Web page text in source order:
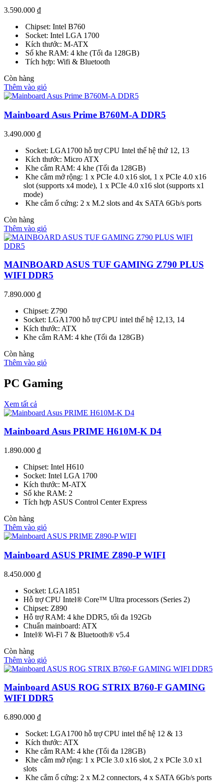
3.590.000 ₫
Chipset: Intel B760
Socket: Intel LGA 1700
Kích thước: M-ATX
Số khe RAM: 4 khe (Tối đa 128GB)
Tích hợp: Wifi & Bluetooth
Còn hàng
Thêm vào giỏ
Mainboard Asus Prime B760M-A DDR5
3.490.000 ₫
Socket: LGA1700 hỗ trợ CPU Intel thế hệ thứ 12, 13
Kích thước: Micro ATX
Khe cắm RAM: 4 khe (Tối đa 128GB)
Khe cắm mở rộng: 1 x PCIe 4.0 x16 slot, 1 x PCIe 4.0 x16
slot (supports x4 mode), 1 x PCIe 4.0 x16 slot (supports x1
mode)
Khe cắm ổ cứng: 2 x M.2 slots and 4x SATA 6Gb/s ports
Còn hàng
Thêm vào giỏ
MAINBOARD ASUS TUF GAMING Z790 PLUS
WIFI DDR5
7.890.000 ₫
Chipset: Z790
Socket: LGA1700 hỗ trợ CPU intel thế hệ 12,13, 14
Kích thước: ATX
Khe cắm RAM: 4 khe (Tối đa 128GB)
Còn hàng
Thêm vào giỏ
PC Gaming
Xem tất cả
Mainboard Asus PRIME H610M-K D4
1.890.000 ₫
Chipset: Intel H610
Socket: Intel LGA 1700
Kích thước: M-ATX
Số khe RAM: 2
Tích hợp ASUS Control Center Express
Còn hàng
Thêm vào giỏ
Mainboard ASUS PRIME Z890-P WIFI
8.450.000 ₫
Socket: LGA1851
Hỗ trợ CPU Intel® Core™ Ultra processors (Series 2)
Chipset: Z890
Hỗ trợ RAM: 4 khe DDR5, tối đa 192Gb
Chuẩn mainboard: ATX
Intel® Wi-Fi 7 & Bluetooth® v5.4
Còn hàng
Thêm vào giỏ
Mainboard ASUS ROG STRIX B760-F GAMING
WIFI DDR5
6.890.000 ₫
Socket: LGA1700 hỗ trợ CPU intel thế hệ 12 & 13
Kích thước: ATX
Khe cắm RAM: 4 khe (Tối đa 128GB)
Khe cắm mở rộng: 1 x PCIe 3.0 x16 slot, 2 x PCIe 3.0 x1
slots
Khe cắm ổ cứng: 2 x M.2 connectors, 4 x SATA 6Gb/s ports